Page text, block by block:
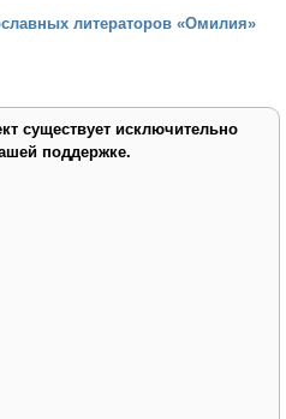
литераторов «Омилия»
существует исключительно
поддержке.